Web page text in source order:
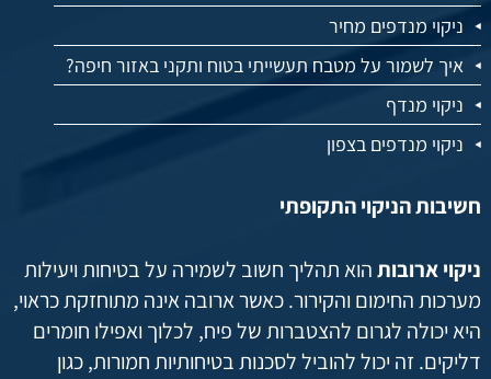
ניקוי מנדפים מחיר
איך לשמור על מטבח תעשייתי בטוח ותקני באזור חיפה?
ניקוי מנדף
ניקוי מנדפים בצפון
חשיבות הניקוי התקופתי
ניקוי ארובותהוא תהליך חשוב לשמירה על בטיחות ויעילות
מערכות החימום והקירור. כאשר ארובה אינה מתוחזקת כראוי,
היא יכולה לגרום להצטברות של פיח, לכלוך ואפילו חומרים
דליקים. זה יכול להוביל לסכנות בטיחותיות חמורות, כגון